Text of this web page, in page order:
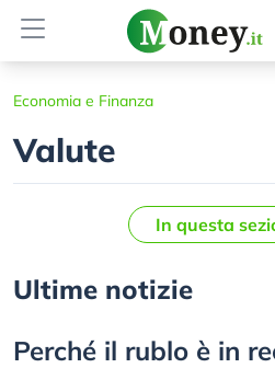
Economia e Finanza
Valute
In questa
Ultime notizie
Perché il rublo è in